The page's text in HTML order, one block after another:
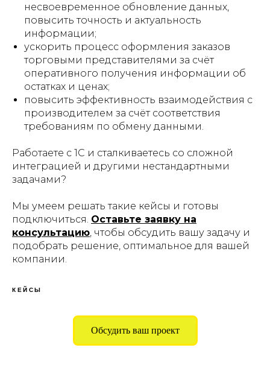
несвоевременное обновление данных,
повысить точность и актуальность
информации;
ускорить процесс оформления заказов
торговыми представителями за счёт
оперативного получения информации об
остатках и ценах;
повысить эффективность взаимодействия с
производителем за счёт соответствия
требованиям по обмену данными.
Работаете с 1С и сталкиваетесь со сложной
интеграцией и другими нестандартными
задачами?
Мы умеем решать такие кейсы и готовы
подключиться. Оставьте заявку на
консультацию, чтобы обсудить вашу задачу и
подобрать решение, оптимальное для вашей
компании.
КЕЙСЫ
Обсудить ваш проект